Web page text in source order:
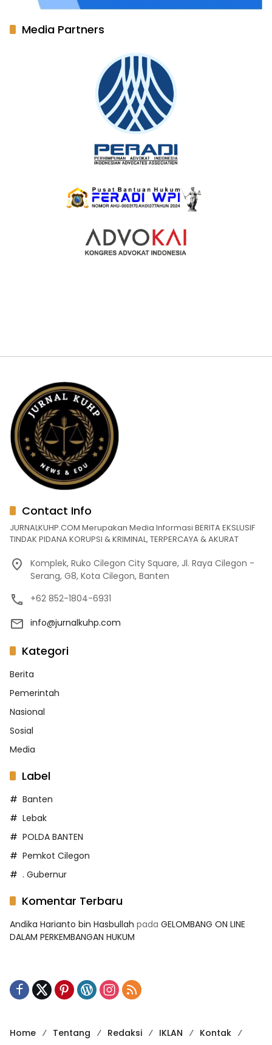
Media Partners
Contact Info
JURNALKUHP.COM Merupakan Media Informasi BERITA EKSLUSIF
TINDAK PIDANA KORUPSI & KRIMINAL, TERPERCAYA & AKURAT
Komplek, Ruko Cilegon City Square, Jl. Raya Cilegon -
Serang, G8, Kota Cilegon, Banten
+62 852-1804-6931
info@jurnalkuhp.com
Kategori
Berita
Pemerintah
Nasional
Sosial
Media
Label
Banten
Lebak
POLDA BANTEN
Pemkot Cilegon
. Gubernur
Komentar Terbaru
Andika Harianto bin Hasbullah pada GELOMBANG ON LINE
DALAM PERKEMBANGAN HUKUM
Home Tentang Redaksi IKLAN
Kontak